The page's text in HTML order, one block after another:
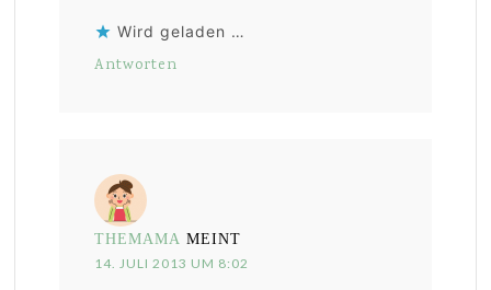
Wird geladen …
Antworten
THEMAMA MEINT
14. JULI 2013 UM 8:02